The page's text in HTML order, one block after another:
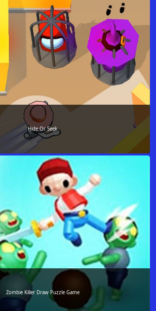
Hide Or Seek
Zombie Killer Draw Puzzle Game